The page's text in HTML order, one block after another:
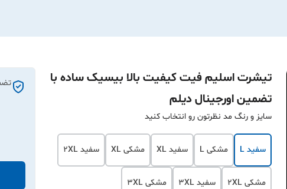
تیشرت اسلیم فیت کیفیت بالا بیسیک ساده با
تضمین اورجینال دیلم
سایز و رنگ مد نظرتون رو انتخاب کنید
سفید L مشکی L سفید XL مشکی XL سفید 2XL
مشکی 2XL سفید 3XL مشکی ۳XL